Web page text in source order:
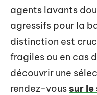
agents lavants
agressifs pour la
distinction est
fragiles ou en cas
découvrir une
rendez-vous sur le